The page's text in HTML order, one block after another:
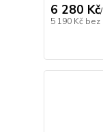
6 280 Kč/
5 190 Kč bez